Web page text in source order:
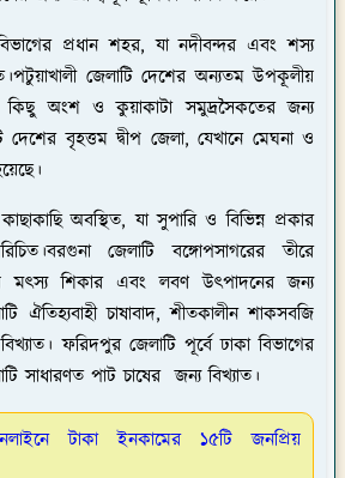
প্রধান শহর, যা নদীবন্দর এবং শস্য
পটুয়াখালীজেলাটি দেশের অন্যতম উপকূলীয়
কিছু অংশ ও কুয়াকাটা সমুদ্রসৈকতের জন্য
দেশের বৃহত্তম দ্বীপ জেলা, যেখানে মেঘনা ও
অবস্থিত, যা সুপারি ও বিভিন্ন প্রকার
বরগুনাজেলাটি বঙ্গোপসাগরের তীরে
মৎস্য শিকার এবং লবণ উৎপাদনের জন্য
ঐতিহ্যবাহী চাষাবাদ, শীতকালীন শাকসবজি
ফরিদপুরজেলাটি পূর্বে ঢাকা বিভাগের
সাধারণত পাট চাষের জন্য বিখ্যাত।
টাকা ইনকামের ১৫টি জনপ্রিয়